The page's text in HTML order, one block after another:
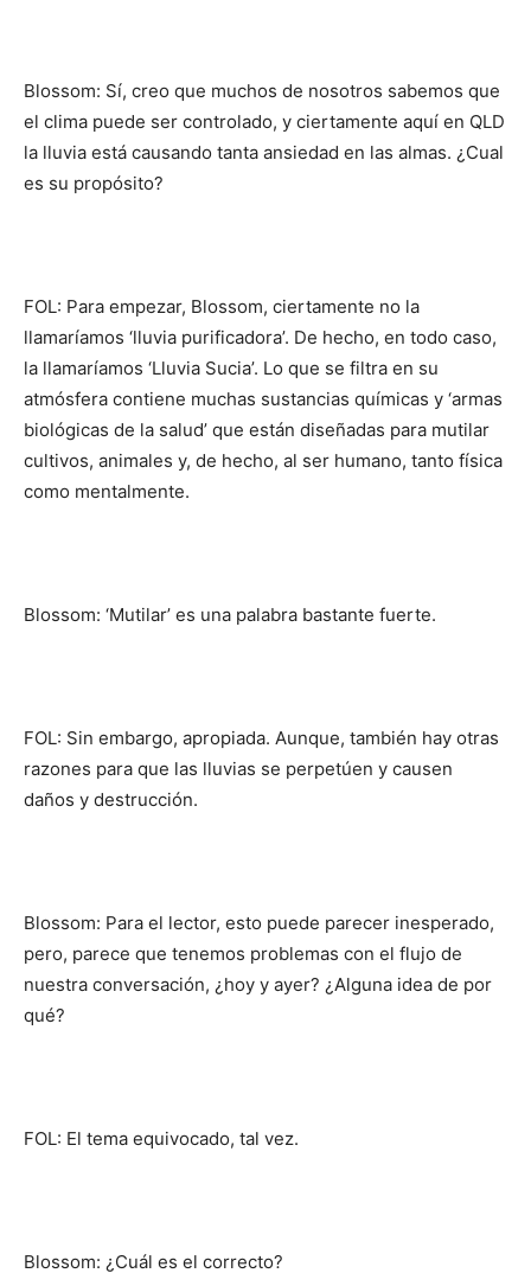
Blossom: Sí, creo que muchos de nosotros sabemos que
el clima puede ser controlado, y ciertamente aquí en QLD
la lluvia está causando tanta ansiedad en las almas. ¿Cual
es su propósito?
FOL: Para empezar, Blossom, ciertamente no la
llamaríamos ‘lluvia purificadora’. De hecho, en todo caso,
la llamaríamos ‘Lluvia Sucia’. Lo que se filtra en su
atmósfera contiene muchas sustancias químicas y ‘armas
biológicas de la salud’ que están diseñadas para mutilar
cultivos, animales y, de hecho, al ser humano, tanto física
como mentalmente.
Blossom: ‘Mutilar’ es una palabra bastante fuerte.
FOL: Sin embargo, apropiada. Aunque, también hay otras
razones para que las lluvias se perpetúen y causen
daños y destrucción.
Blossom: Para el lector, esto puede parecer inesperado,
pero, parece que tenemos problemas con el flujo de
nuestra conversación, ¿hoy y ayer? ¿Alguna idea de por
qué?
FOL: El tema equivocado, tal vez.
Blossom: ¿Cuál es el correcto?